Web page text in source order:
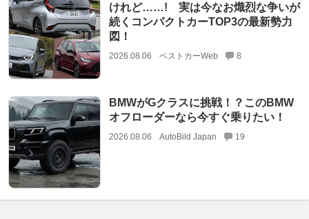
けれど……! 実は今なお熾烈な争いが
続くコンパクトカーTOP3の最新勢力
図！
2026.08.06 ベストカーWeb 8
BMWがGクラスに挑戦！？このBMW
オフローダーなら今すぐ乗りたい！
2026.08.06 AutoBild Japan 19